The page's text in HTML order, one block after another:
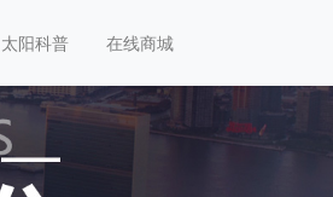
太阳科普 在线商城